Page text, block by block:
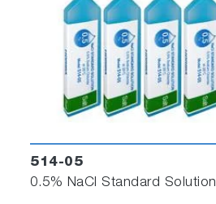
514-05
0.5% NaCl Standard Solution